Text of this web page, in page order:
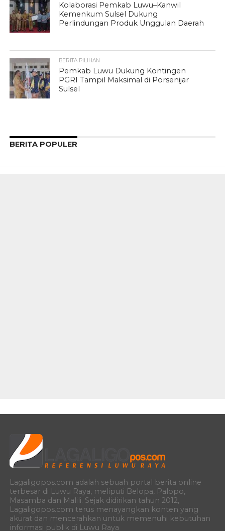
Kolaborasi Pemkab Luwu–Kanwil
Kemenkum Sulsel Dukung
Perlindungan Produk Unggulan Daerah
BERITA PILIHAN
Pemkab Luwu Dukung Kontingen
PGRI Tampil Maksimal di Porsenijar
Sulsel
BERITA POPULER
Lagaligopos.com adalah sebuah portal berita online
terbesar di Luwu Raya, meliputi Belopa, Palopo,
Masamba dan Malili. Sejak didirikan tahun 2012,
Lagaligopos.com terus menayangkan konten yang
akurat dan mencerahkan untuk memenuhi kebutuhan
informasi publik di Luwu Raya